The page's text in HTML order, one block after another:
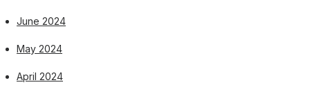
June 2024
May 2024
April 2024